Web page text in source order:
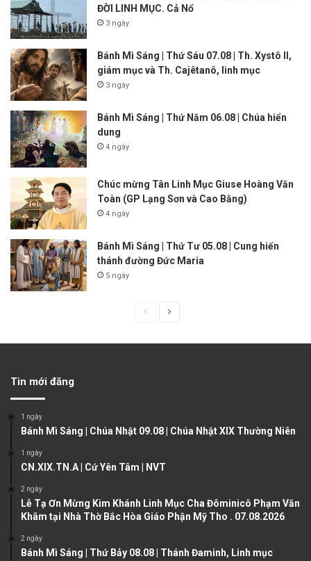
ĐỜI LINH MỤC. Cả Nổ
3 ngày
Bánh Mì Sáng | Thứ Sáu 07.08 | Th. Xystô II,
giám mục và Th. Cajêtanô, linh mục
3 ngày
Bánh Mì Sáng | Thứ Năm 06.08 | Chúa hiển
dung
4 ngày
Chúc mừng Tân Linh Mục Giuse Hoàng Văn
Toàn (GP Lạng Sơn và Cao Bằng)
4 ngày
Bánh Mì Sáng | Thứ Tư 05.08 | Cung hiến
thánh đường Đức Maria
5 ngày
u
p
g
g
Tin mới đăng
1 ngày
Bánh Mì Sáng | Chúa Nhật 09.08 | Chúa Nhật XIX Thường Niên
1 ngày
CN.XIX.TN.A | Cứ Yên Tâm | NVT
2 ngày
Lễ Tạ Ơn Mừng Kim Khánh Linh Mục Cha Đôminicô Phạm Văn
Khâm tại Nhà Thờ Bắc Hòa Giáo Phận Mỹ Tho . 07.08.2026
2 ngày
Bánh Mì Sáng | Thứ Bảy 08.08 | Thánh Đaminh, Linh mục